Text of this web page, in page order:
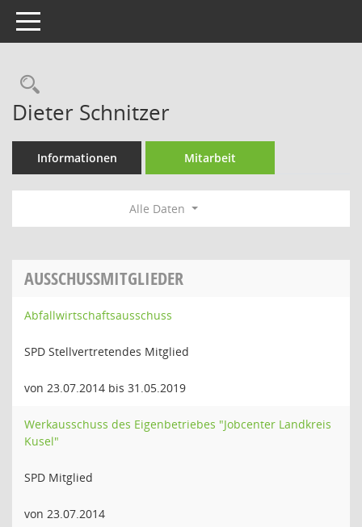
Toggle navigation
Rechercheauswahl
Dieter Schnitzer
Informationen Mitarbeit
Alle Daten
AUSSCHUSSMITGLIEDER
Abfallwirtschaftsausschuss
SPD Stellvertretendes Mitglied
von 23.07.2014 bis 31.05.2019
Werkausschuss des Eigenbetriebes "Jobcenter Landkreis
Kusel"
SPD Mitglied
von 23.07.2014